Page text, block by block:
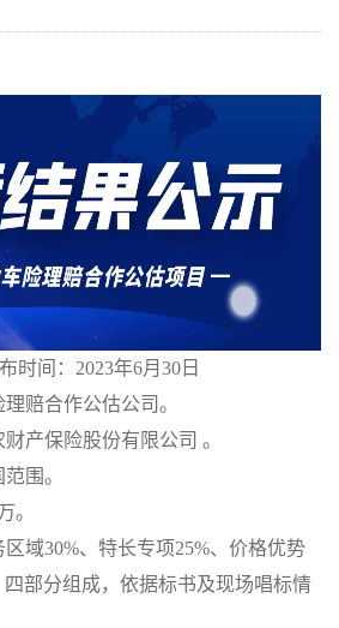
时间： 2023年6月 30日
赔合作公估公司。
产保险股份有限公司 。
围。
。
区域30%、特长专项25%、价格优势
四部分组成，依据标书及现场唱标情